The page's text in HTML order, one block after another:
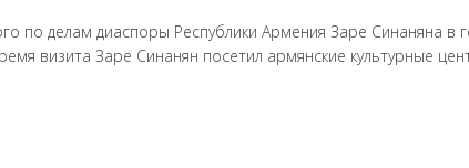
по делам диаспоры Республики Армения Заре Синаняна
визита Заре Синанян посетил армянские культурные